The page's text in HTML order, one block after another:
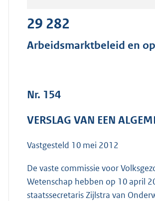
29 282
Arbeidsmarktbeleid en
Nr. 154
VERSLAG VAN EEN
Vastgesteld 10 mei 2012
De vaste commissie voor
Wetenschap hebben op 10 april
staatssecretaris Zijlstra van